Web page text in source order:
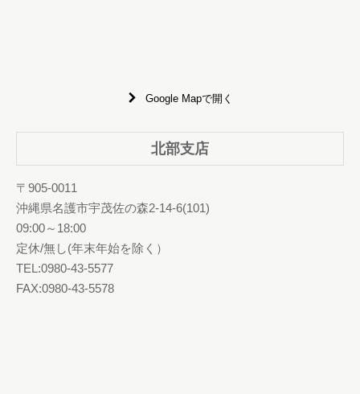
Google Mapで開く
北部支店
〒905-0011
沖縄県名護市宇茂佐の森2-14-6(101)
09:00～18:00
定休/無し(年末年始を除く）
TEL:0980-43-5577
FAX:0980-43-5578